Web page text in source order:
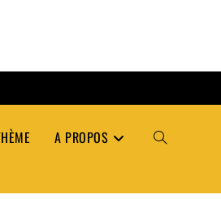
A PROPOS TOGGLE